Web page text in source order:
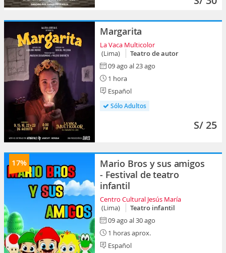
Margarita
La Vaca Multicolor
(Lima)
Teatro de autor
09 ago al 23 ago
1 hora
Español
Sólo Adultos
S/ 25
17%
Mario Bros y sus amigos
- Festival de teatro
infantil
Centro Cultural Jesús María
(Lima)
Teatro infantil
09 ago al 30 ago
1 horas aprox.
Español